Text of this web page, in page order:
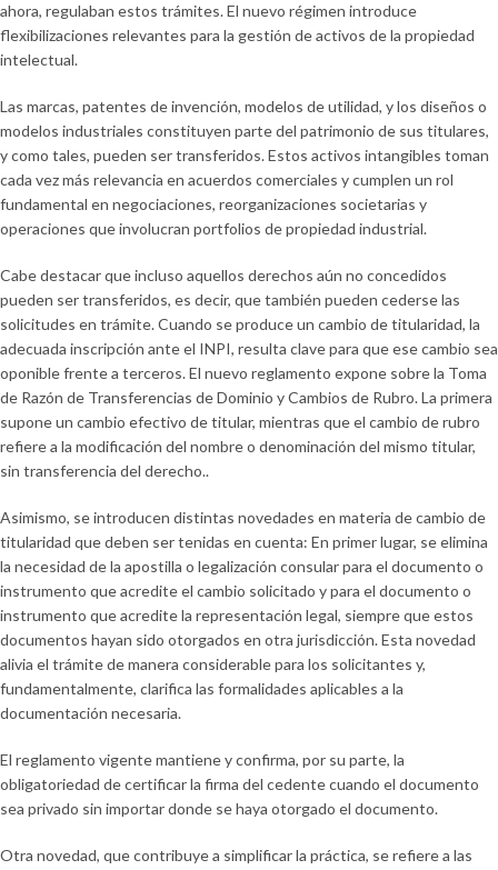
ahora, regulaban estos trámites. El nuevo régimen introduce
flexibilizaciones relevantes para la gestión de activos de la propiedad
intelectual.
Las marcas, patentes de invención, modelos de utilidad, y los diseños o
modelos industriales constituyen parte del patrimonio de sus titulares,
y como tales, pueden ser transferidos. Estos activos intangibles toman
cada vez más relevancia en acuerdos comerciales y cumplen un rol
fundamental en negociaciones, reorganizaciones societarias y
operaciones que involucran portfolios de propiedad industrial.
Cabe destacar que incluso aquellos derechos aún no concedidos
pueden ser transferidos, es decir, que también pueden cederse las
solicitudes en trámite. Cuando se produce un cambio de titularidad, la
adecuada inscripción ante el INPI, resulta clave para que ese cambio sea
oponible frente a terceros. El nuevo reglamento expone sobre la Toma
de Razón de Transferencias de Dominio y Cambios de Rubro. La primera
supone un cambio efectivo de titular, mientras que el cambio de rubro
refiere a la modificación del nombre o denominación del mismo titular,
sin transferencia del derecho..
Asimismo, se introducen distintas novedades en materia de cambio de
titularidad que deben ser tenidas en cuenta: En primer lugar, se elimina
la necesidad de la apostilla o legalización consular para el documento o
instrumento que acredite el cambio solicitado y para el documento o
instrumento que acredite la representación legal, siempre que estos
documentos hayan sido otorgados en otra jurisdicción. Esta novedad
alivia el trámite de manera considerable para los solicitantes y,
fundamentalmente, clarifica las formalidades aplicables a la
documentación necesaria.
El reglamento vigente mantiene y confirma, por su parte, la
obligatoriedad de certificar la firma del cedente cuando el documento
sea privado sin importar donde se haya otorgado el documento.
Otra novedad, que contribuye a simplificar la práctica, se refiere a las